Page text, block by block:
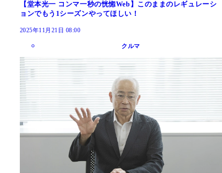
【堂本光一 コンマ一秒の恍惚Web】このままのレギュレーシ
ョンでもう1シーズンやってほしい！
2025年11月21日 08:00
クルマ